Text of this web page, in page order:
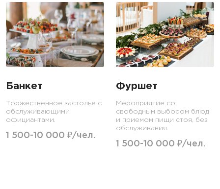
Банкет
Торжественное застолье с
обслуживающими
официантами.
1 500-10 000 ₽/чел.
Фуршет
Мероприятие со
свободным выбором блюд
и приемом пищи стоя, без
обслуживания.
1 500-10 000 ₽/чел.